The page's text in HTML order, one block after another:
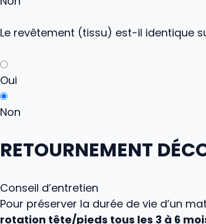
Le revêtement (tissu) est-il identique
Oui
Non
RETOURNEMENT
Conseil d’entretien
Pour préserver la durée de vie d’un
rotation tête/pieds tous les 3 à 6